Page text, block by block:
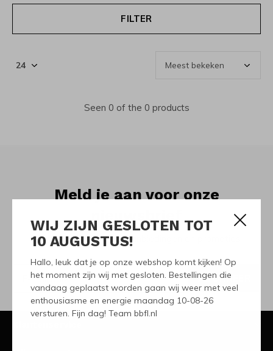
WIJ ZIJN GESLOTEN TOT
10 AUGUSTUS!
Hallo, leuk dat je op onze webshop komt kijken! Op
het moment zijn wij met gesloten. Bestellingen die
vandaag geplaatst worden gaan wij weer met veel
enthousiasme en energie maandag 10-08-26
versturen. Fijn dag! Team bbfl.nl
FILTER
Seen 0 of the 0 products
Meld je aan voor onze
Ontvang de nieuwste aanbiedingen en promoties
ABONNEER